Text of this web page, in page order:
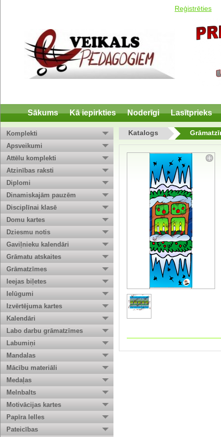
Reģistrēties
Sākums Kā iepirkties Noderīgi Lasītprieks
Komplekti
Apsveikumi
Attēlu komplekti
Atzinības raksti
Diplomi
Dinamiskajām pauzēm
Disciplīnai klasē
Domu kartes
Dziesmu notis
Gaviļnieku kalendāri
Grāmatu atskaites
Grāmatzīmes
Ieejas biļetes
Ielūgumi
Izvērtējuma kartes
Kalendāri
Labo darbu grāmatzīmes
Labumiņi
Mandalas
Mācību materiāli
Medaļas
Melnbalts
Motivācijas kartes
Papīra lelles
Pateicības
Katalogs